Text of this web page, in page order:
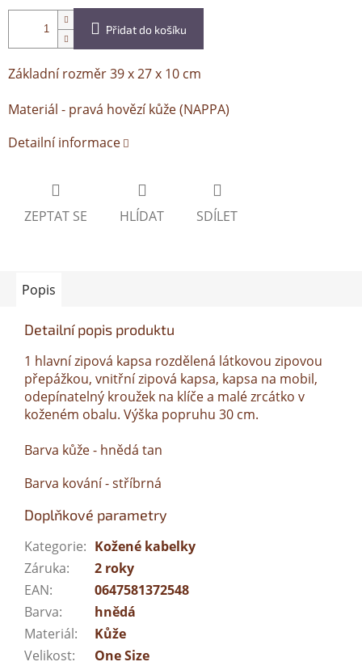
Přidat do košíku
Základní rozměr 39 x 27 x 10 cm
Materiál - pravá hovězí kůže (NAPPA)
Detailní informace
ZEPTAT SE HLÍDAT SDÍLET
Popis
Detailní popis produktu
1 hlavní zipová kapsa rozdělená látkovou zipovou
přepážkou, vnitřní zipová kapsa, kapsa na mobil,
odepínatelný kroužek na klíče a malé zrcátko v
koženém obalu. Výška popruhu 30 cm.
Barva kůže - hnědá tan
Barva kování - stříbrná
Doplňkové parametry
Kategorie: Kožené kabelky
Záruka:
2 roky
EAN:
0647581372548
Barva:
hnědá
Materiál:
Kůže
Velikost: One Size